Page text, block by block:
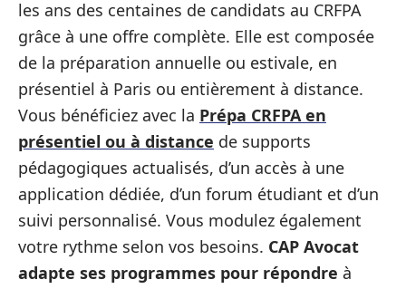
les ans des centaines de candidats au CRFPA
grâce à une offre complète. Elle est composée
de la préparation annuelle ou estivale, en
présentiel à Paris ou entièrement à distance.
Vous bénéficiez avec la Prépa CRFPA en
présentiel ou à distance de supports
pédagogiques actualisés, d’un accès à une
application dédiée, d’un forum étudiant et d’un
suivi personnalisé. Vous modulez également
votre rythme selon vos besoins. CAP Avocat
adapte ses programmes pour répondre à